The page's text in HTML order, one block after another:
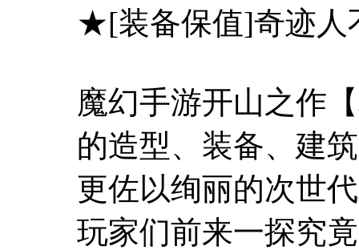
★[装备保值]奇迹人
魔幻手游开山之作
的造型、装备、建
更佐以绚丽的次世
玩家们前来一探究